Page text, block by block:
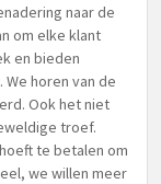
naar de
om elke klant
en bieden
horen van de
Ook het niet
troef.
te betalen om
we willen meer